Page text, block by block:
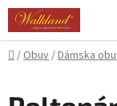
Prejsť
obsah
Domov
/Obuv/Dámska